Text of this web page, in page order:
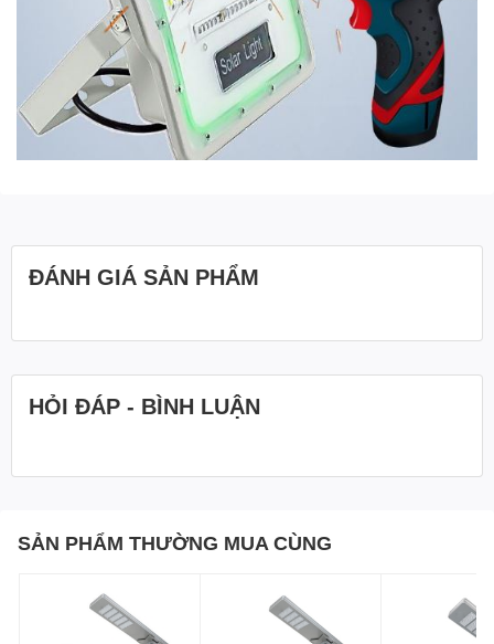
ĐÁNH GIÁ SẢN PHẨM
HỎI ĐÁP - BÌNH LUẬN
SẢN PHẨM THƯỜNG MUA CÙNG